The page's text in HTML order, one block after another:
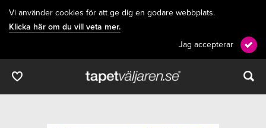
Vi använder cookies för att ge dig en godare webbplats.
Klicka här om du vill veta mer.
Jag accepterar